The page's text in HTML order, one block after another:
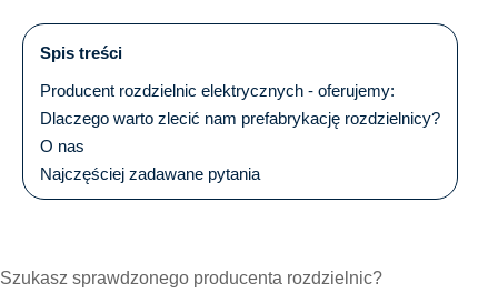
Spis treści
Producent rozdzielnic elektrycznych - oferujemy:
Dlaczego warto zlecić nam prefabrykację rozdzielnicy?
O nas
Najczęściej zadawane pytania
Szukasz sprawdzonego producenta rozdzielnic?